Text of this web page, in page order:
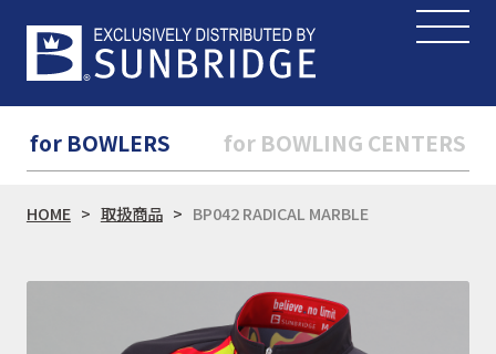
for BOWLERS for BOWLING CENTERS
HOME 取扱商品 BP042 RADICAL MARBLE